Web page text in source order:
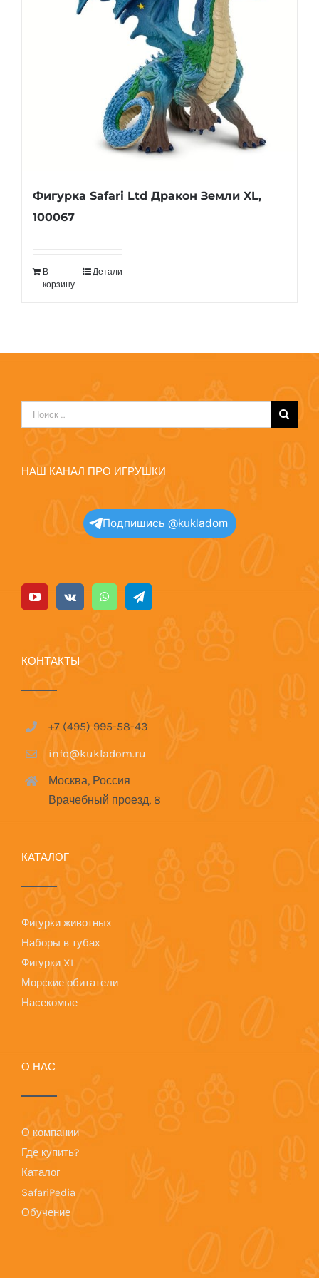
Фигурка Safari Ltd Дракон Земли XL,
100067
В
корзину
Детали
Результат
поиска:
НАШ КАНАЛ ПРО ИГРУШКИ
Подпишись @kukladom
КОНТАКТЫ
+7 (495) 995-58-43
info@kukladom.ru
Москва, Россия
Врачебный проезд, 8
КАТАЛОГ
Фигурки животных
Наборы в тубах
Фигурки XL
Морские обитатели
Насекомые
О НАС
О компании
Где купить?
Каталог
SafariPedia
Обучение